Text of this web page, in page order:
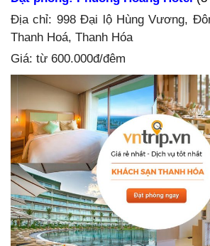
Địa chỉ: 998 Đại lộ Hùng Vương,
Thanh Hoá, Thanh Hóa
Giá: từ 600.000đ/đêm